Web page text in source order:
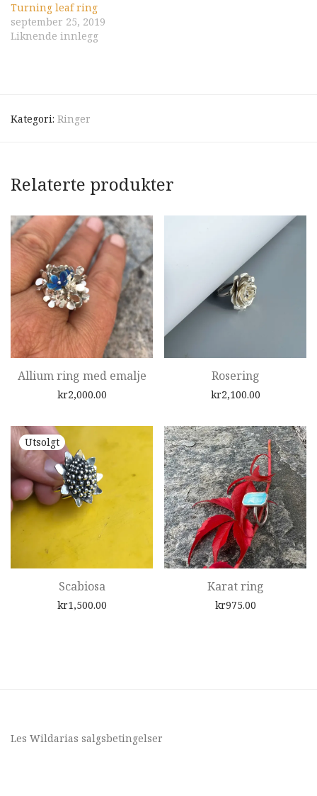
Turning leaf ring
september 25, 2019
Liknende innlegg
Kategori: Ringer
Relaterte produkter
Allium ring med emalje
kr2,000.00
Rosering
kr2,100.00
Scabiosa
kr1,500.00
Karat ring
kr975.00
Les Wildarias salgsbetingelser